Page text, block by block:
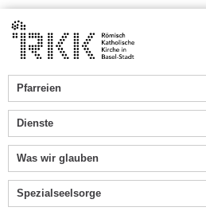
Pfarreien
Dienste
Was wir glauben
Spezialseelsorge